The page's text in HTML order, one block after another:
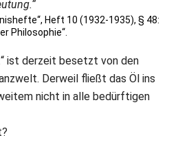
Heft 10 (1932-1935), § 48:
Philosophie“.
ist derzeit besetzt von den
Derweil fließt das Öl ins
nicht in alle bedürftigen